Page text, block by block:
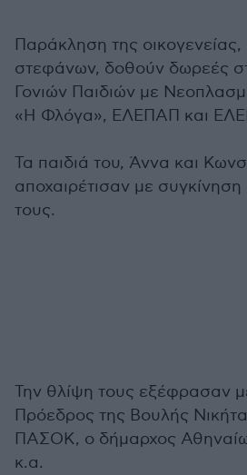
Παράκληση της οικογενείας,
στεφάνων, δοθούν δωρεές
Γονιών Παιδιών με
«Η Φλόγα», ΕΛΕΠΑΠ και
Τα παιδιά του, Άννα και
αποχαιρέτισαν με
τους.
Την θλίψη τους εξέφρασαν
Πρόεδρος της Βουλής
ΠΑΣΟΚ, ο δήμαρχος
κ.α.